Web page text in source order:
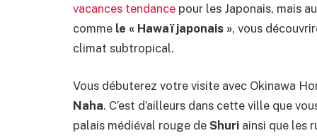
vacances tendance pour les Japonais, mais
comme le « Hawaï japonais », vous
climat subtropical.
Vous débuterez votre visite avec Okinawa
Naha. C’est d’ailleurs dans cette ville que
palais médiéval rouge de Shuri ainsi que les